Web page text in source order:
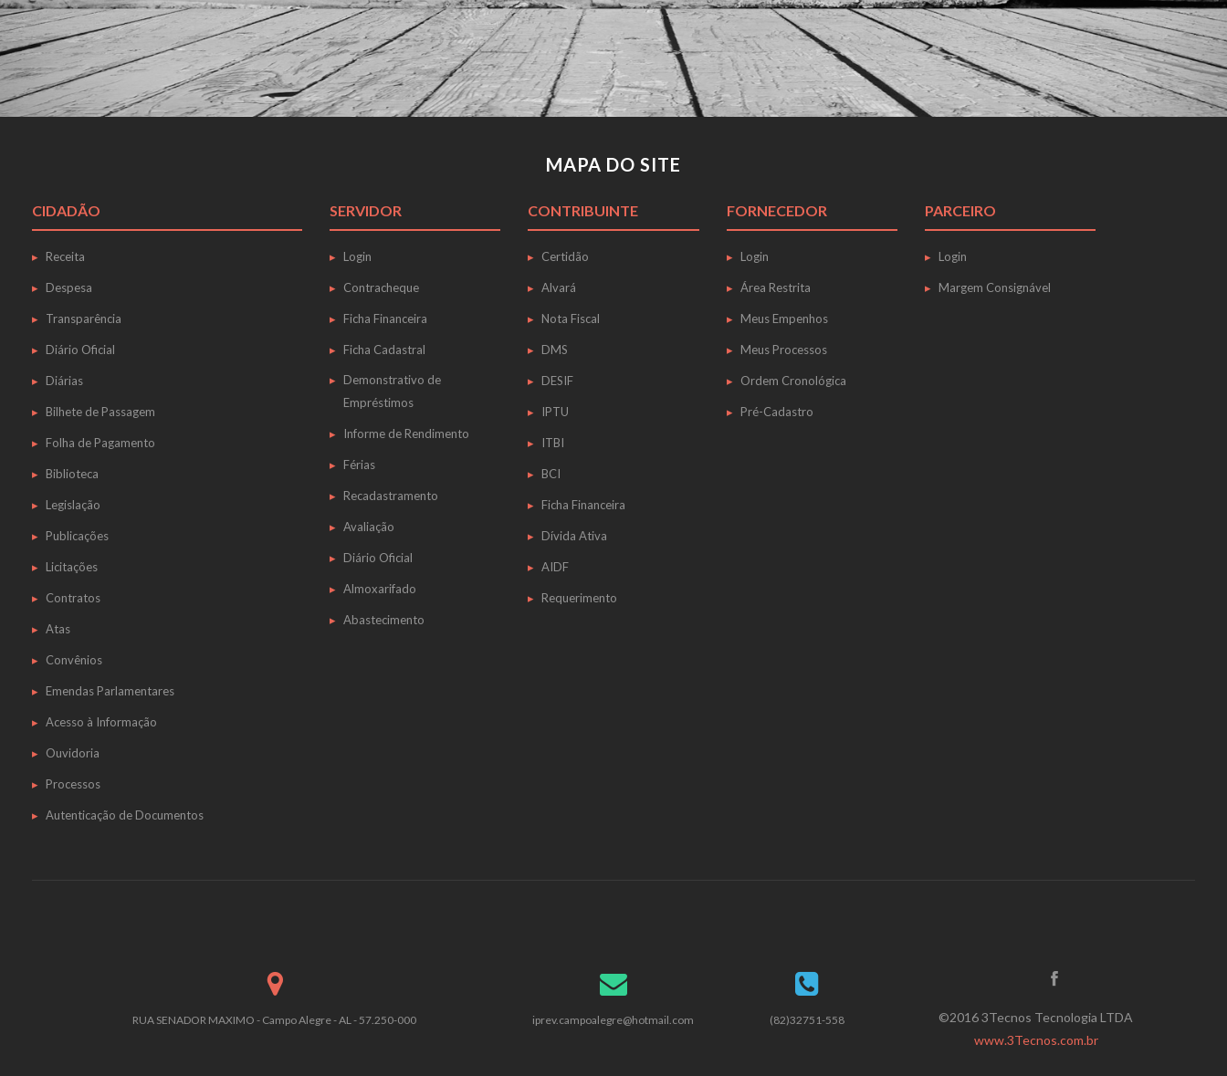
MAPA DO SITE
CIDADÃO
Receita
Despesa
Transparência
Diário Oficial
Diárias
Bilhete de Passagem
Folha de Pagamento
Biblioteca
Legislação
Publicações
Licitações
Contratos
Atas
Convênios
Emendas Parlamentares
Acesso à Informação
Ouvidoria
Processos
Autenticação de Documentos
SERVIDOR
Login
Contracheque
Ficha Financeira
Ficha Cadastral
Demonstrativo de
Empréstimos
Informe de Rendimento
Férias
Recadastramento
Avaliação
Diário Oficial
Almoxarifado
Abastecimento
CONTRIBUINTE
Certidão
Alvará
Nota Fiscal
DMS
DESIF
IPTU
ITBI
BCI
Ficha Financeira
Dívida Ativa
AIDF
Requerimento
FORNECEDOR
Login
Área Restrita
Meus Empenhos
Meus Processos
Ordem Cronológica
Pré-Cadastro
PARCEIRO
Login
Margem Consignável
RUA SENADOR MAXIMO - Campo Alegre - AL - 57.250-000 iprev.campoalegre@hotmail.com (82)32751-558
©2016 3Tecnos Tecnologia LTDA
www.3Tecnos.com.br